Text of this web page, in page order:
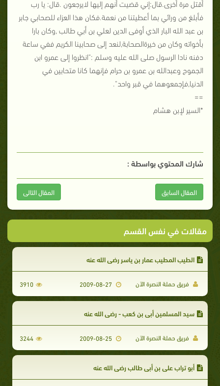
أُقتل مرة أخرى.قال:إني قضيت أنهم إليها لايرجعون .قال: يا رب
فأبلغ من ورائي بما أعطيتنا من نعمة.فكان هذا العزاء للصحابي جابر
بن عبد الله البار الذي أوفى الدين لعلي بن أبي طالب ,وكان بارا
بأخواته وكان من خيرةالصحابة,لنعد إلى صحابينا الكريم ففي ساعة
دفنه نادا الرسول صلى الله عليه وسلم :"انظروا إلى عمرو ابن
الجموح وعبدالله بن عمرو بن حرام فإنهما كانا متحابين في
الدنيا,فإجمعوهما في قبر واحد".
==
*السير لإبن هشام
شارك المحتوي بواسطة :
المقال السابق المقال التالى
مقالات في نفس القسم
الطيب المطيب عمار بن ياسر رضي الله عنه
فريق حملة النصرة الآن 3910
سيد المسلمين أبي بن كعب - رضي الله عنه
فريق حملة النصرة الآن 3244
أبو تراب علي بن أبي طالب رضي الله عنه